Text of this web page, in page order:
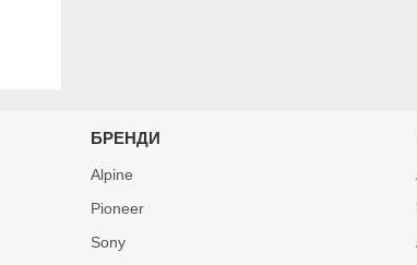
БРЕНДИ
Alpine
Pioneer
Sony